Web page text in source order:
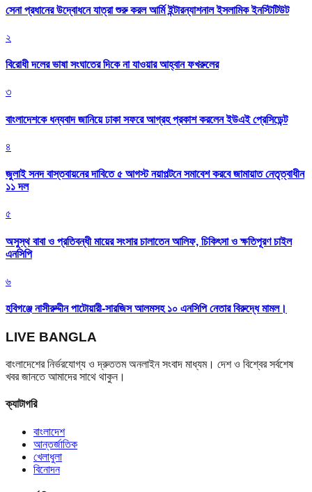
সেনা প্রধানের উদ্বোধনে যাত্রা শুরু করল আর্মি ইন্টারন্যাশনাল ইসলামিক ইনস্টিটিউট
২
বিরোধী দলের ভাষা সংঘাতের দিকে না যাওয়ার আহ্বান ফখরুলের
৩
বাংলাদেশকে ধন্যবাদ জানিয়ে ঢাকা সফরে আগ্রহ প্রকাশ করলেন ইউএই প্রেসিডেন্ট
৪
জুলাই সনদ বাস্তবায়নের দাবিতে ৫ আগস্ট নয়াপল্টনে সমাবেশ করবে জামায়াত নেতৃত্বাধীন
১১ দল
৫
অসুস্থ বাবা ও প্রতিবন্ধী মায়ের সংসার চালাতেন আলিফ, চিকিৎসা ও ক্ষতিপূরণ চাইল
এনসিপি
৬
হবিগঞ্জে নাসীরুদ্দীন পাটোয়ারী-সারজিস আলমসহ ১০ এনসিপি নেতার বিরুদ্ধে মামল।
LIVE BANGLA
বাংলাদেশের নির্ভরযোগ্য ও দ্রুততম অনলাইন সংবাদ মাধ্যম। দেশ ও বিশ্বের সর্বশেষ
খবর জানতে আমাদের সাথে থাকুন।
ক্যাটাগরি
বাংলাদেশ
আন্তর্জাতিক
খেলাধুলা
বিনোদন